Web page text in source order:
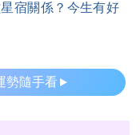
宿關係？今生有好
勢隨手看